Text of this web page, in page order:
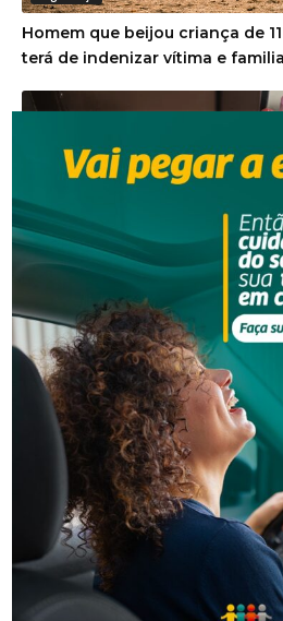
Homem que beijou criança de
terá de indenizar vítima e
Operação da Polícia Civil
pessoas em Orleans
Segurança
Homem procurado pela Justiça